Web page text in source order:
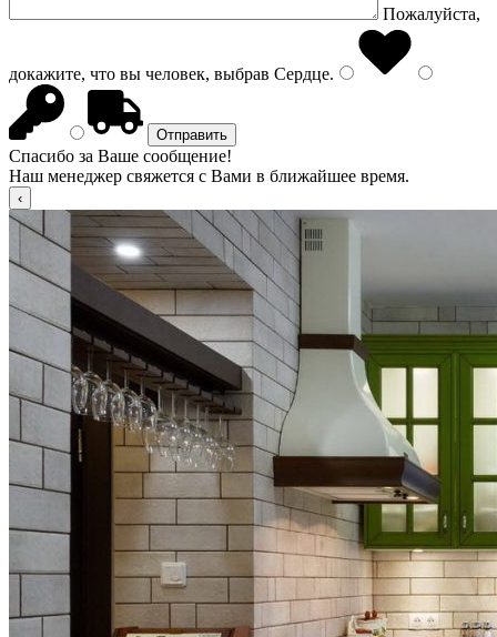
Пожалуйста,
докажите, что вы человек, выбрав Сердце.
Спасибо за Ваше сообщение!
Наш менеджер свяжется с Вами в ближайшее время.